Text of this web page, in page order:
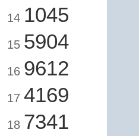
14 1045
15 5904
16 9612
17 4169
18 7341